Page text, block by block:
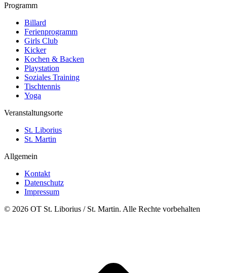
Programm
Billard
Ferienprogramm
Girls Club
Kicker
Kochen & Backen
Playstation
Soziales Training
Tischtennis
Yoga
Veranstaltungsorte
St. Liborius
St. Martin
Allgemein
Kontakt
Datenschutz
Impressum
© 2026 OT St. Liborius / St. Martin. Alle Rechte vorbehalten